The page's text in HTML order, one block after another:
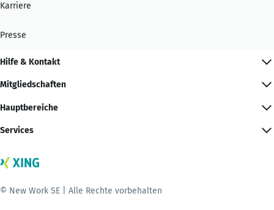
Karriere
Presse
Hilfe & Kontakt
Mitgliedschaften
Hauptbereiche
Services
© New Work SE | Alle Rechte vorbehalten